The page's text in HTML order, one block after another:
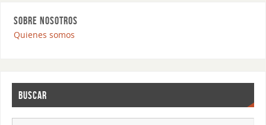
SOBRE NOSOTROS
Quienes somos
BUSCAR